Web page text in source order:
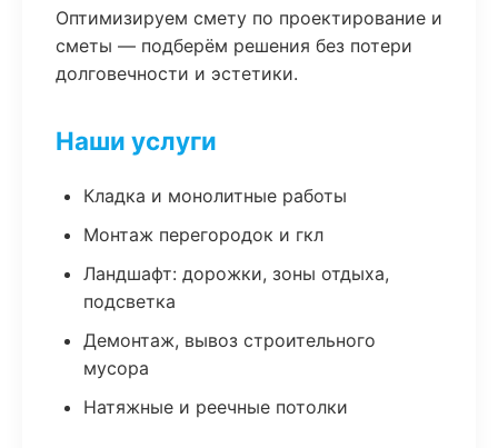
Оптимизируем смету по проектирование и
сметы — подберём решения без потери
долговечности и эстетики.
Наши услуги
Кладка и монолитные работы
Монтаж перегородок и гкл
Ландшафт: дорожки, зоны отдыха,
подсветка
Демонтаж, вывоз строительного
мусора
Натяжные и реечные потолки